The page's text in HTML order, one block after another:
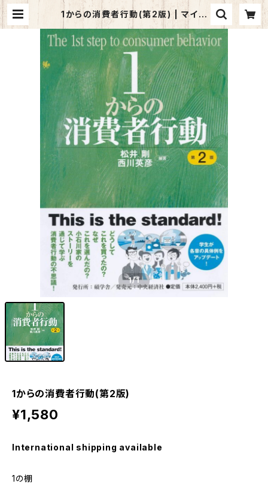
1からの消費者行動(第2版) | マイブ
ックス関大前店(店頭受取オーダー用)
1/1
1からの消費者行動(第2版)
¥1,580
International shipping available
1の棚